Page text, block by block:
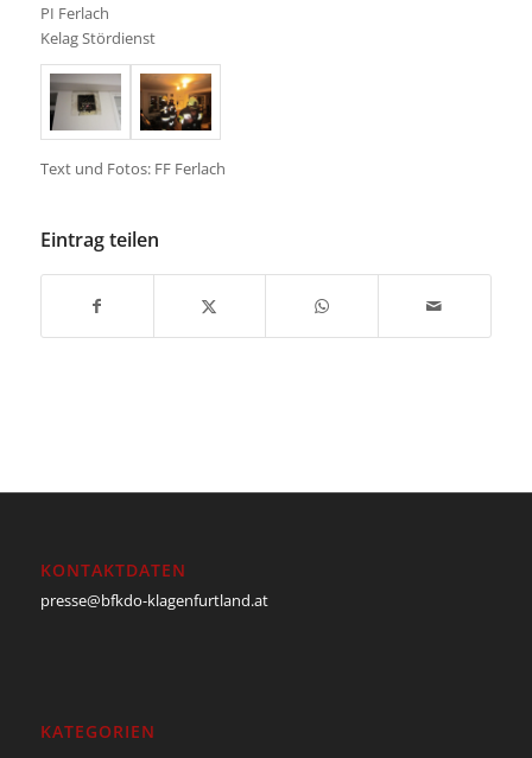
PI Ferlach
Kelag Stördienst
Text und Fotos: FF Ferlach
Eintrag teilen
KONTAKTDATEN
presse@bfkdo-klagenfurtland.at
KATEGORIEN